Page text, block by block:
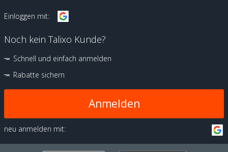
Einloggen mit:
Noch kein Talixo Kunde?
Schnell und einfach anmelden
Rabatte sichern
Anmelden
neu anmelden mit: